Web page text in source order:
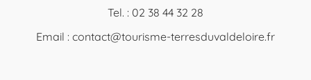
Tel. : 02 38 44 32 28
Email : contact@tourisme-terresduvaldeloire.fr